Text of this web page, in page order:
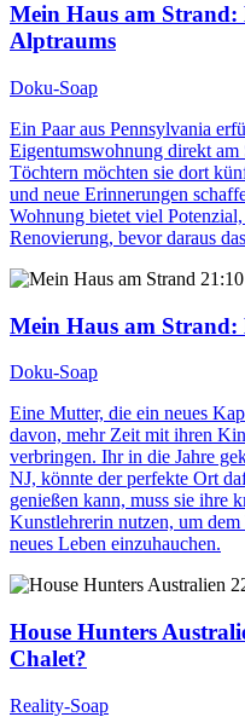
Mein Haus am Strand:
Alptraums
Doku-Soap
Ein Paar aus Pennsylvania
Eigentumswohnung direkt am
Töchtern möchten sie dort
und neue Erinnerungen
Wohnung bietet viel
Renovierung, bevor daraus
21:10
Mein Haus am Strand:
Doku-Soap
Eine Mutter, die ein neues
davon, mehr Zeit mit ihren
verbringen. Ihr in die Jahre
NJ, könnte der perfekte Ort
genießen kann, muss sie ihre
Kunstlehrerin nutzen, um
neues Leben einzuhauchen.
House Hunters
Chalet?
Reality-Soap